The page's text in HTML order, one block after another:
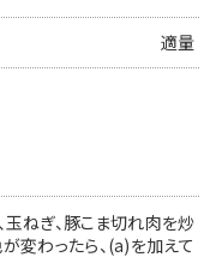
適量
玉ねぎ、豚こま切れ肉を炒
変わったら、(a)を加えて